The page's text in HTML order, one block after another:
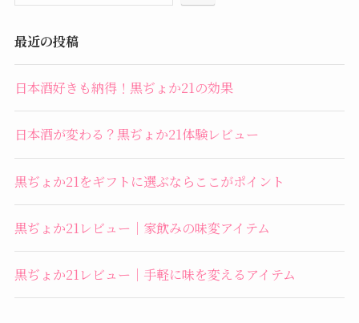
最近の投稿
日本酒好きも納得！黒ぢょか21の効果
日本酒が変わる？黒ぢょか21体験レビュー
黒ぢょか21をギフトに選ぶならここがポイント
黒ぢょか21レビュー｜家飲みの味変アイテム
黒ぢょか21レビュー｜手軽に味を変えるアイテム